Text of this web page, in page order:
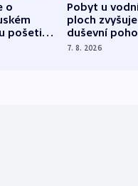
o
pošetilé,
Pobyt u
ploch zvyšuje
duševní
ukázala
7. 8. 2026